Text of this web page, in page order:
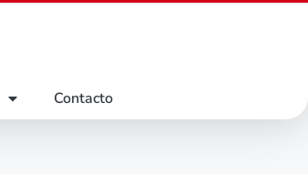
Contacto